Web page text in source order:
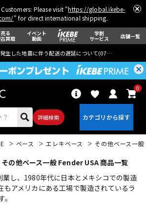
Customers: Please visit "https://global.ikebe-
" for direct international shipping.
売る
買取
イベント
動画
学割
サービス 店舗一覧
発生した地震に伴う配送の遅延について(07月29日
詳細検索
0
ベース エレキベース その他ベース一般
の他ベース一般 Fender USA 商品一覧
業し、1980年代に日本とメキシコでの製造
アメリカにある工場で製造されているラ